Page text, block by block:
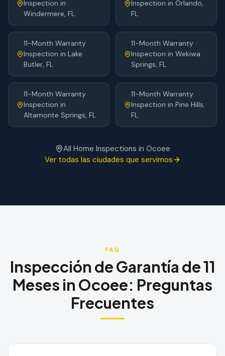
Inspection in
Windermere, FL
Inspection in Orlando,
FL
11-Month Warranty
Inspection in Lake
Butler, FL
11-Month Warranty
Inspection in Wekiwa
Springs, FL
11-Month Warranty
Inspection in
Altamonte Springs, FL
11-Month Warranty
Inspection in Pine Hills,
FL
All Home Inspections in Ocoee
Ver todas las ciudades que servimos
FAQ
Inspección de Garantía de 11
Meses in Ocoee: Preguntas
Frecuentes